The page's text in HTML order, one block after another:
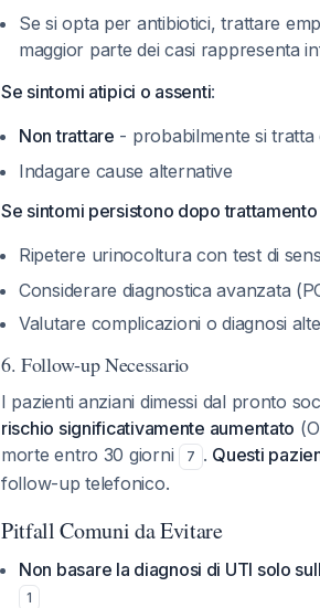
Se si opta per antibiotici, trattare
maggior parte dei casi rappresenta
Se sintomi atipici o assenti:
Non trattare - probabilmente si
Indagare cause alternative
Se sintomi persistono dopo
Ripetere urinocoltura con test di
Considerare diagnostica avanzata
Valutare complicazioni o diagnosi
6. Follow-up Necessario
I pazienti anziani dimessi dal pronto
rischio significativamente aumentato
morte entro 30 giorni
7 . Questi
follow-up telefonico.
Pitfall Comuni da Evitare
Non basare la diagnosi di UTI solo
1